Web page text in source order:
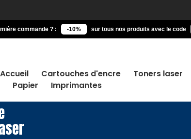
commande ? : -10% sur tous nos produits avec le code
Accueil Cartouches d'encre
Toners laser
Papier
Imprimantes